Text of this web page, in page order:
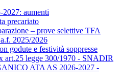
aumenti
precariato
– prove selettive TFA
2025/2026
godute e festività soppresse
art.25 legge 300/1970 - SNADIR
ATA AS 2026-2027 -